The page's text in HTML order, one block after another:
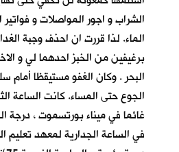
الشراب و اجور المواصلات و فواتير
الماء. لذا قررت ان احذف وجبة
برغيفين من الخبز احدهما لي و
البحر . وكان الغفو مستيقظا أمام
الجوع حتى المساء. كانت الساعة
غائما في ميناء بورتسموت ، درجة